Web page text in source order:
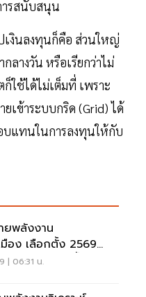
ารสนับสนุน
เงินลงทุนก็คือ ส่วนใหญ่
ลางวัน หรือเรียกว่าไม่
ใช้ได้ไม่เต็มที่ เพราะ
เข้าระบบกริด (Grid) ได้
บแทนในการลงทุนให้กับ
ยพลังงาน
มือง เลือกตั้ง 2569
ยม 'ลดค่าไฟ-น้ำมัน-
| 06:31 น.